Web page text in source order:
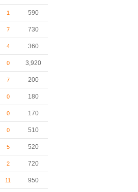
1 590
7 730
4 360
0 3,920
7 200
0 180
0 170
0 510
5 520
2 720
11 950